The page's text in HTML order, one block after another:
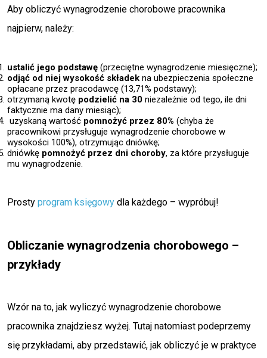
Aby obliczyć wynagrodzenie chorobowe pracownika
najpierw, należy:
ustalić jego podstawę (przeciętne wynagrodzenie miesięczne);
odjąć od niej wysokość składek na ubezpieczenia społeczne
opłacane przez pracodawcę (13,71% podstawy);
otrzymaną kwotę podzielić na 30 niezależnie od tego, ile dni
faktycznie ma dany miesiąc);
uzyskaną wartość pomnożyć przez 80% (chyba że
pracownikowi przysługuje wynagrodzenie chorobowe w
wysokości 100%), otrzymując dniówkę;
dniówkę pomnożyć przez dni choroby, za które przysługuje
mu wynagrodzenie.
Prosty program księgowy dla każdego – wypróbuj!
Obliczanie wynagrodzenia chorobowego –
przykłady
Wzór na to, jak wyliczyć wynagrodzenie chorobowe
pracownika znajdziesz wyżej. Tutaj natomiast podeprzemy
się przykładami, aby przedstawić, jak obliczyć je w praktyce